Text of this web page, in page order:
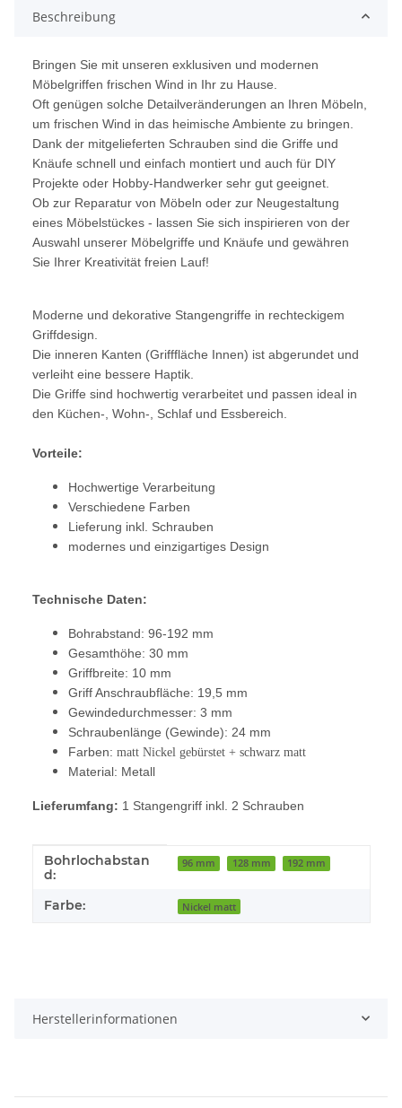
Beschreibung
Bringen Sie mit unseren exklusiven und modernen
Möbelgriffen frischen Wind in Ihr zu Hause.
Oft genügen solche Detailveränderungen an Ihren Möbeln,
um frischen Wind in das heimische Ambiente zu bringen.
Dank der mitgelieferten Schrauben sind die Griffe und
Knäufe schnell und einfach montiert und auch für DIY
Projekte oder Hobby-Handwerker sehr gut geeignet.
Ob zur Reparatur von Möbeln oder zur Neugestaltung
eines Möbelstückes - lassen Sie sich inspirieren von der
Auswahl unserer Möbelgriffe und Knäufe und gewähren
Sie Ihrer Kreativität freien Lauf!
Moderne und dekorative Stangengriffe in rechteckigem
Griffdesign.
Die inneren Kanten (Grifffläche Innen) ist abgerundet und
verleiht eine bessere Haptik.
Die Griffe sind hochwertig verarbeitet und passen ideal in
den Küchen-, Wohn-, Schlaf und Essbereich.
Vorteile:
Hochwertige Verarbeitung
Verschiedene Farben
Lieferung inkl. Schrauben
modernes und einzigartiges Design
Technische Daten:
Bohrabstand: 96-192 mm
Gesamthöhe: 30 mm
Griffbreite: 10 mm
Griff Anschraubfläche: 19,5 mm
Gewindedurchmesser: 3 mm
Schraubenlänge (Gewinde): 24 mm
Farben: matt Nickel gebürstet + schwarz matt
Material: Metall
Lieferumfang: 1 Stangengriff inkl. 2 Schrauben
Produkteigenschaft
Wert
Bohrlochabstan
d:
96 mm 128 mm 192 mm
Farbe: Nickel matt
Herstellerinformationen